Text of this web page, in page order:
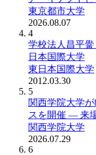
東京都市大学
2026.08.07
4
学校法人昌平
日本国際大学
東日本国際大学
2012.03.30
5
関西学院大学
スを開催 ― 来
関西学院大学
2026.07.29
6